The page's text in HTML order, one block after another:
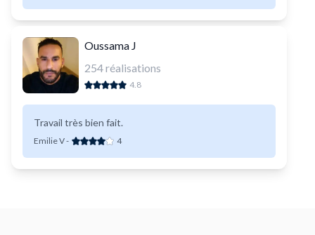
Oussama J
254réalisations
4.8
Travail très bien fait.
Emilie V- 4